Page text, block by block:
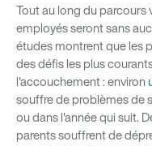
Tout au long du parcours
employés seront sans
études montrent que les
des défis les plus
l'accouchement : environ
souffre de problèmes de
ou dans l'année qui suit.
parents souffrent de